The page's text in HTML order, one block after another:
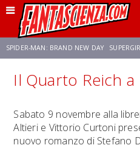
SPIDER-MAN: BRAND NEW DAY
FRANCO RICCIARDIELLO ZENDAYA
NETFLIX SADIE SINK CELIA ROSE
Il Quarto Reich a
Sabato 9 novembre alla
Altieri e Vittorio Curtoni
nuovo romanzo di Stefano